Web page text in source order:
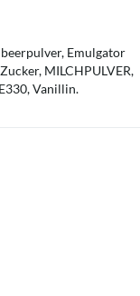
Emulgator
MILCHPULVER,
Vanillin.